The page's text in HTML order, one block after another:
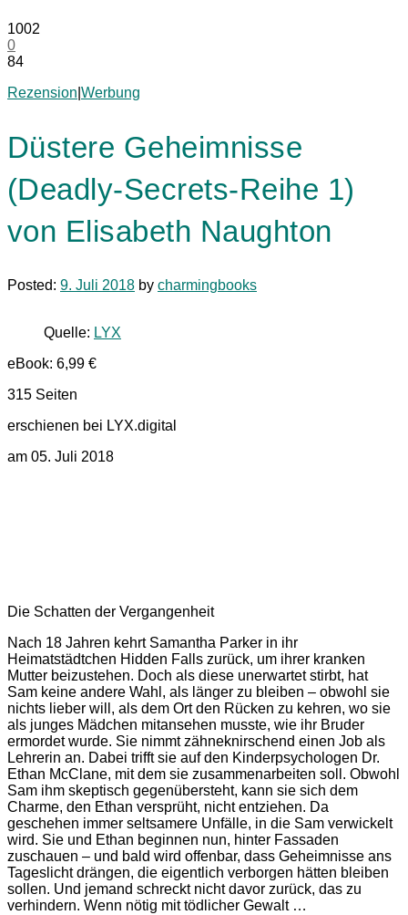
1002
0
84
Rezension Werbung
Düstere Geheimnisse
(Deadly-Secrets-Reihe 1)
von Elisabeth Naughton
Posted: 9. Juli 2018 by charmingbooks
Quelle: LYX
eBook: 6,99 €
315 Seiten
erschienen bei LYX.digital
am 05. Juli 2018
Die Schatten der Vergangenheit
Nach 18 Jahren kehrt Samantha Parker in ihr
Heimatstädtchen Hidden Falls zurück, um ihrer kranken
Mutter beizustehen. Doch als diese unerwartet stirbt, hat
Sam keine andere Wahl, als länger zu bleiben – obwohl sie
nichts lieber will, als dem Ort den Rücken zu kehren, wo sie
als junges Mädchen mitansehen musste, wie ihr Bruder
ermordet wurde. Sie nimmt zähneknirschend einen Job als
Lehrerin an. Dabei trifft sie auf den Kinderpsychologen Dr.
Ethan McClane, mit dem sie zusammenarbeiten soll. Obwohl
Sam ihm skeptisch gegenübersteht, kann sie sich dem
Charme, den Ethan versprüht, nicht entziehen. Da
geschehen immer seltsamere Unfälle, in die Sam verwickelt
wird. Sie und Ethan beginnen nun, hinter Fassaden
zuschauen – und bald wird offenbar, dass Geheimnisse ans
Tageslicht drängen, die eigentlich verborgen hätten bleiben
sollen. Und jemand schreckt nicht davor zurück, das zu
verhindern. Wenn nötig mit tödlicher Gewalt …